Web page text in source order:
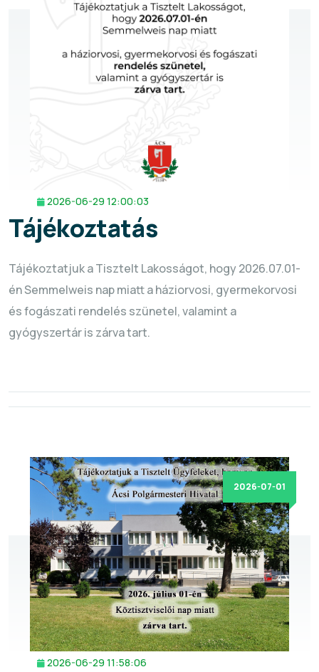
2026-06-29 12:00:03
Tájékoztatás
Tájékoztatjuk a Tisztelt Lakosságot, hogy 2026.07.01-
én Semmelweis nap miatt a háziorvosi, gyermekorvosi
és fogászati rendelés szünetel, valamint a
gyógyszertár is zárva tart.
2026-07-01
2026-06-29 11:58:06